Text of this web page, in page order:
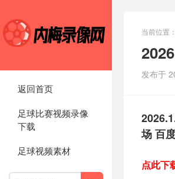
返回首页
足球比赛视频录像
下载
足球视频素材
当前位置：
发布于
场 百
点此下